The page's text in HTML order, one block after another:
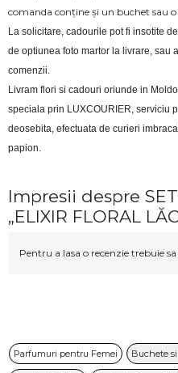
comanda conține și un buchet sau
La solicitare, cadourile pot fi insotite
de optiunea foto martor la livrare, sau
comenzii.
Livram flori si cadouri oriunde in
speciala prin LUXCOURIER, serviciu
deosebita, efectuata de curieri
papion.
Impresii despre
„ELIXIR FLORAL
Pentru a lasa o recenzie trebuie
Parfumuri pentru Femei Buchete